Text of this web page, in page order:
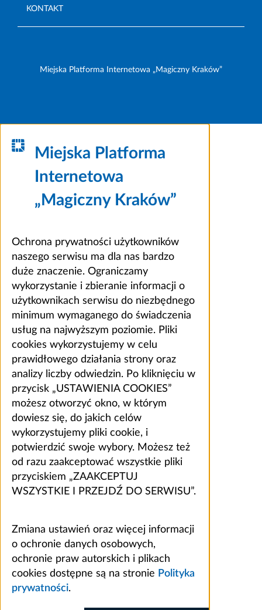
KONTAKT
Miejska Platforma Internetowa „Magiczny Kraków”
Miejska Platforma
Internetowa
„Magiczny Kraków”
Ochrona prywatności użytkowników
naszego serwisu ma dla nas bardzo
duże znaczenie. Ograniczamy
wykorzystanie i zbieranie informacji o
użytkownikach serwisu do niezbędnego
minimum wymaganego do świadczenia
usług na najwyższym poziomie. Pliki
cookies wykorzystujemy w celu
prawidłowego działania strony oraz
analizy liczby odwiedzin. Po kliknięciu w
przycisk „USTAWIENIA COOKIES”
możesz otworzyć okno, w którym
dowiesz się, do jakich celów
wykorzystujemy pliki cookie, i
potwierdzić swoje wybory. Możesz też
od razu zaakceptować wszystkie pliki
przyciskiem „ZAAKCEPTUJ
WSZYSTKIE I PRZEJDŹ DO SERWISU”.
Zmiana ustawień oraz więcej informacji
o ochronie danych osobowych,
ochronie praw autorskich i plikach
cookies dostępne są na stronie Polityka
prywatności.